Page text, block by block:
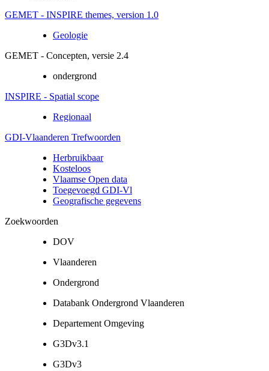
GEMET - INSPIRE themes, version 1.0
Geologie
GEMET - Concepten, versie 2.4
ondergrond
INSPIRE - Spatial scope
Regionaal
GDI-Vlaanderen Trefwoorden
Herbruikbaar
Kosteloos
Vlaamse Open data
Toegevoegd GDI-Vl
Geografische gegevens
Zoekwoorden
DOV
Vlaanderen
Ondergrond
Databank Ondergrond Vlaanderen
Departement Omgeving
G3Dv3.1
G3Dv3